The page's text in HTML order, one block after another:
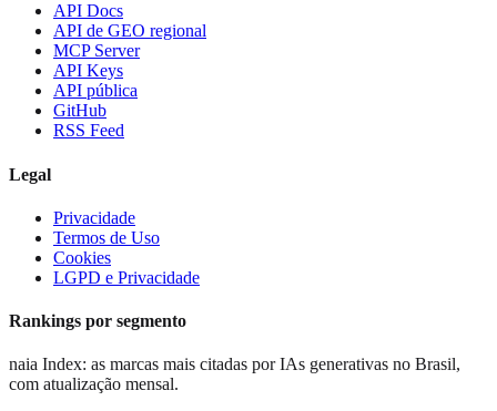
API Docs
API de GEO regional
MCP Server
API Keys
API pública
GitHub
RSS Feed
Legal
Privacidade
Termos de Uso
Cookies
LGPD e Privacidade
Rankings por segmento
naia Index: as marcas mais citadas por IAs generativas no Brasil,
com atualização mensal.